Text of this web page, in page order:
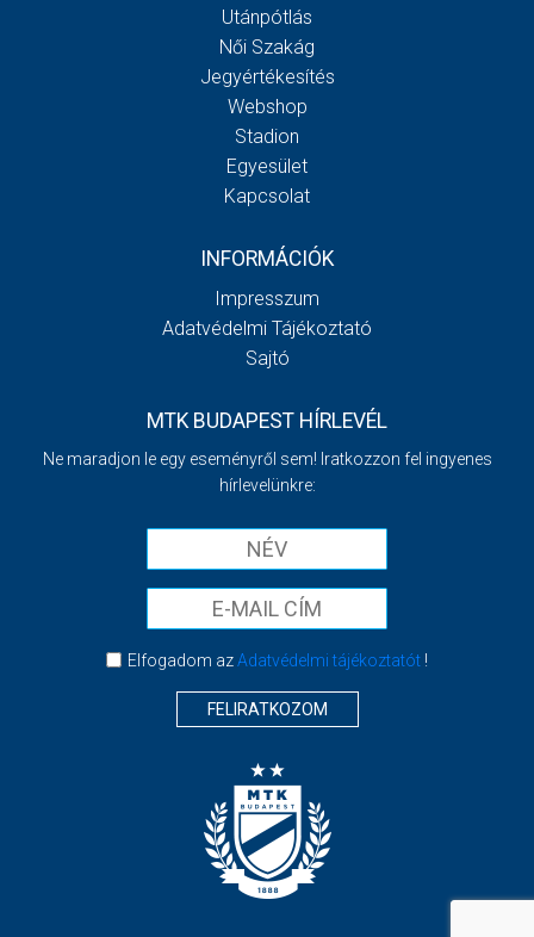
Utánpótlás
Női Szakág
Jegyértékesítés
Webshop
Stadion
Egyesület
Kapcsolat
INFORMÁCIÓK
Impresszum
Adatvédelmi Tájékoztató
Sajtó
MTK BUDAPEST HÍRLEVÉL
Ne maradjon le egy eseményről sem! Iratkozzon fel ingyenes
hírlevelünkre:
Elfogadom azAdatvédelmi tájékoztatót!
FELIRATKOZOM